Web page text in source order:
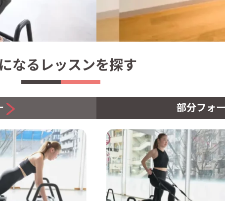
なるレッスンを探す
部分フォ